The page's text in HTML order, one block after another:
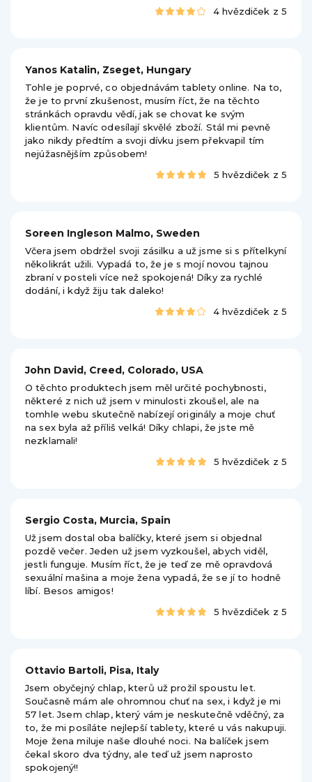
4 hvězdiček z 5
Yanos Katalin, Zseget, Hungary
Tohle je poprvé, co objednávám tablety online. Na to,
že je to první zkušenost, musím říct, že na těchto
stránkách opravdu vědí, jak se chovat ke svým
klientům. Navíc odesílají skvělé zboží. Stál mi pevně
jako nikdy předtím a svoji dívku jsem překvapil tím
nejúžasnějším způsobem!
5 hvězdiček z 5
Soreen Ingleson Malmo, Sweden
Včera jsem obdržel svoji zásilku a už jsme si s přítelkyní
několikrát užili. Vypadá to, že je s mojí novou tajnou
zbraní v posteli více než spokojená! Díky za rychlé
dodání, i když žiju tak daleko!
4 hvězdiček z 5
John David, Creed, Colorado, USA
O těchto produktech jsem měl určité pochybnosti,
některé z nich už jsem v minulosti zkoušel, ale na
tomhle webu skutečně nabízejí originály a moje chuť
na sex byla až příliš velká! Díky chlapi, že jste mě
nezklamali!
5 hvězdiček z 5
Sergio Costa, Murcia, Spain
Už jsem dostal oba balíčky, které jsem si objednal
pozdě večer. Jeden už jsem vyzkoušel, abych viděl,
jestli funguje. Musím říct, že je teď ze mě opravdová
sexuální mašina a moje žena vypadá, že se jí to hodně
líbí. Besos amigos!
5 hvězdiček z 5
Ottavio Bartoli, Pisa, Italy
Jsem obyčejný chlap, kterů už prožil spoustu let.
Současně mám ale ohromnou chuť na sex, i když je mi
57 let. Jsem chlap, který vám je neskutečně vděčný, za
to, že mi posíláte nejlepší tablety, které u vás nakupuji.
Moje žena miluje naše dlouhé noci. Na balíček jsem
čekal skoro dva týdny, ale teď už jsem naprosto
spokojený!!